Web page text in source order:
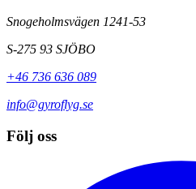
Snogeholmsvägen 1241-53
S-275 93 SJÖBO
+46 736 636 089
info@gyroflyg.se
Följ oss